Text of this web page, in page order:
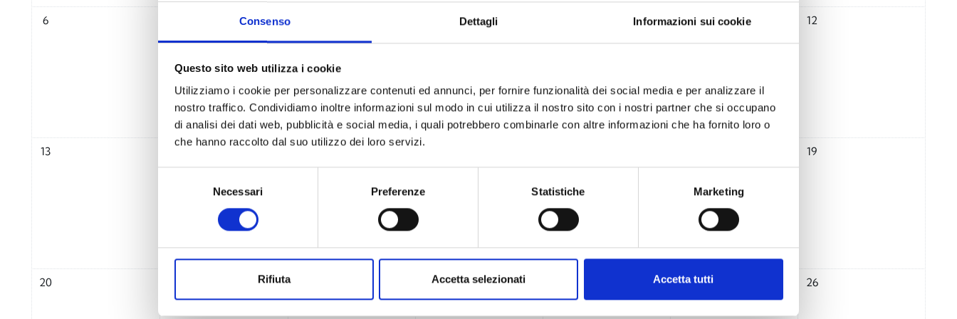
Consenso Dettagli Informazioni sui cookie
Questo sito web utilizza i cookie
Utilizziamo i cookie per personalizzare contenuti ed annunci, per fornire funzionalità dei social media e per analizzare il
nostro traffico. Condividiamo inoltre informazioni sul modo in cui utilizza il nostro sito con i nostri partner che si occupano
di analisi dei dati web, pubblicità e social media, i quali potrebbero combinarle con altre informazioni che ha fornito loro o
che hanno raccolto dal suo utilizzo dei loro servizi.
Necessari Preferenze Statistiche Marketing
Rifiuta Accetta selezionati Accetta tutti
Nessun evento, lunedì 6 novembre
6 Nessun evento, martedì 7 novembreNessun evento, mercoledì 8 novembreNessun evento, giovedì 9 novembreNessun evento, venerdì 10 novembreNessun evento, sabato 11 novembre
11 Nessun evento, domenica 12
12
Nessun evento, lunedì 13 novembre
13 Nessun evento, martedì 14 novembreNessun evento, mercoledì 15 novembreNessun evento, giovedì 16 novembre Nessun evento, sabato 18 novembreNessun evento, domenica 19
19
Nessun evento, lunedì 20 novembre
20 Nessun evento, martedì 21 novembreNessun evento, mercoledì 22 novembreNessun evento, giovedì 23 novembre
23 Nessun evento, venerdì 24 novembreNessun evento, sabato 25 novembre
25 Nessun evento, domenica 26
26